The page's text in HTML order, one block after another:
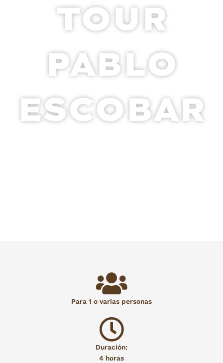
TOUR
PABLO
ESCOBAR
Para 1 o varias personas
Duración:
4 horas